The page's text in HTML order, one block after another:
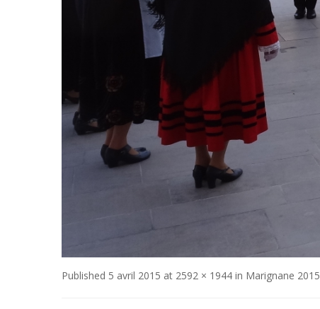
Published 5 avril 2015 at 2592 × 1944 in Marignane 2015